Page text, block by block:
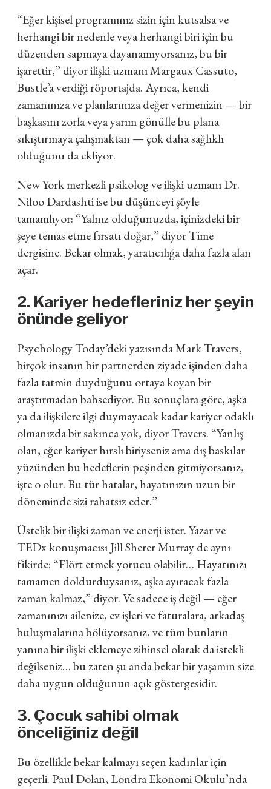
“Eğer kişisel programınız sizin için kutsalsa ve
herhangi bir nedenle veya herhangi biri için bu
düzenden sapmaya dayanamıyorsanız, bu bir
işarettir,” diyor ilişki uzmanı Margaux Cassuto,
Bustle’a verdiği röportajda. Ayrıca, kendi
zamanınıza ve planlarınıza değer vermenizin — bir
başkasını zorla veya yarım gönülle bu plana
sıkıştırmaya çalışmaktan — çok daha sağlıklı
olduğunu da ekliyor.
New York merkezli psikolog ve ilişki uzmanı Dr.
Niloo Dardashti ise bu düşünceyi şöyle
tamamlıyor: “Yalnız olduğunuzda, içinizdeki bir
şeye temas etme fırsatı doğar,” diyor Time
dergisine. Bekar olmak, yaratıcılığa daha fazla alan
açar.
2. Kariyer hedefleriniz her şeyin
önünde geliyor
Psychology Today’deki yazısında Mark Travers,
birçok insanın bir partnerden ziyade işinden daha
fazla tatmin duyduğunu ortaya koyan bir
araştırmadan bahsediyor. Bu sonuçlara göre, aşka
ya da ilişkilere ilgi duymayacak kadar kariyer odaklı
olmanızda bir sakınca yok, diyor Travers. “Yanlış
olan, eğer kariyer hırslı biriyseniz ama dış baskılar
yüzünden bu hedeflerin peşinden gitmiyorsanız,
işte o olur. Bu tür hatalar, hayatınızın uzun bir
döneminde sizi rahatsız eder.”
Üstelik bir ilişki zaman ve enerji ister. Yazar ve
TEDx konuşmacısı Jill Sherer Murray de aynı
fikirde: “Flört etmek yorucu olabilir… Hayatınızı
tamamen doldurduysanız, aşka ayıracak fazla
zaman kalmaz,” diyor. Ve sadece iş değil — eğer
zamanınızı ailenize, ev işleri ve faturalara, arkadaş
buluşmalarına bölüyorsanız, ve tüm bunların
yanına bir ilişki eklemeye zihinsel olarak da istekli
değilseniz… bu zaten şu anda bekar bir yaşamın size
daha uygun olduğunun açık göstergesidir.
3. Çocuk sahibi olmak
önceliğiniz değil
Bu özellikle bekar kalmayı seçen kadınlar için
geçerli. Paul Dolan, Londra Ekonomi Okulu’nda